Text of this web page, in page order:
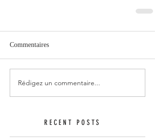
Commentaires
Rédigez un commentaire...
RECENT POSTS